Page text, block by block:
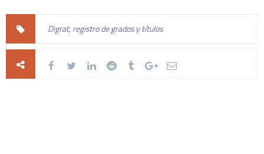
Digrat,registro de grados y títulos